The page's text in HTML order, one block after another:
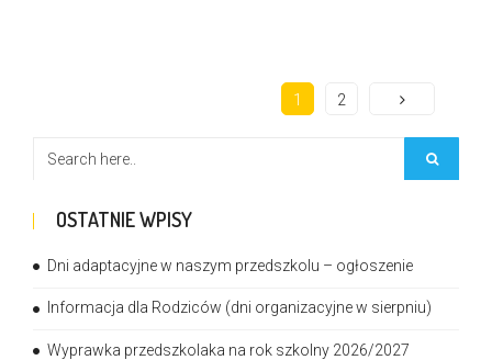
1 2
OSTATNIE WPISY
Dni adaptacyjne w naszym przedszkolu – ogłoszenie
Informacja dla Rodziców (dni organizacyjne w sierpniu)
Wyprawka przedszkolaka na rok szkolny 2026/2027